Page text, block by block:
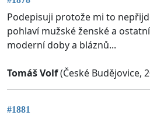
Podepisuji protože mi to
pohlaví mužské ženské a
moderní doby a bláznů...
Tomáš Volf(České Budějovice,
#1881